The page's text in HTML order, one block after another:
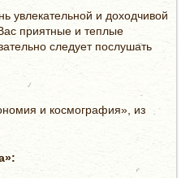
увлекательной и доходчивой
приятные и теплые
следует послушать
и космография», из